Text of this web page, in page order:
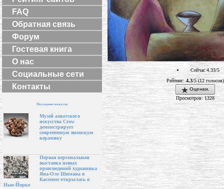
FAQ
Обратная связь
Форум
Гостевая книга
О нас
Социальные сети
Контакты
Последние новости
Музей азиатского
искусства Crow
демонстрирует
современную японскую
керамику
Первая персональная
выставка новых
произведений художника
Яна-Оле Шимана в
Касмине открылась в
Нью-Йорке
Сейчас 4.33/5
Рейтинг: 4.3/5 (12 голосов)
Оценки.
Просмотров: 1328